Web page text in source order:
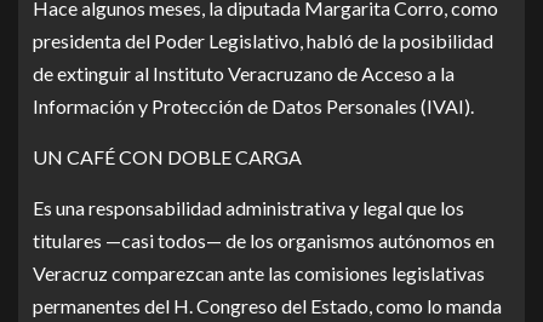
Hace algunos meses, la diputada Margarita Corro, como
presidenta del Poder Legislativo, habló de la posibilidad
de extinguir al Instituto Veracruzano de Acceso a la
Información y Protección de Datos Personales (IVAI).
UN CAFÉ CON DOBLE CARGA
Es una responsabilidad administrativa y legal que los
titulares —casi todos— de los organismos autónomos en
Veracruz comparezcan ante las comisiones legislativas
permanentes del H. Congreso del Estado, como lo manda